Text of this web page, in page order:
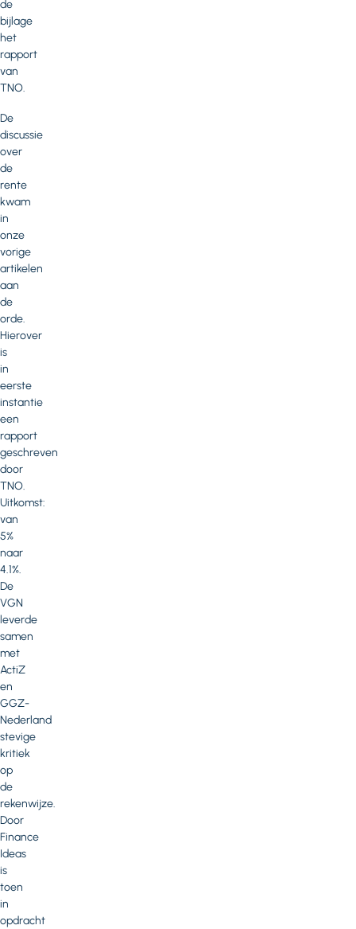
de
bijlage
het
rapport
van
TNO.
De
discussie
over
de
rente
kwam
in
onze
vorige
artikelen
aan
de
orde.
Hierover
is
in
eerste
instantie
een
rapport
geschreven
door
TNO.
Uitkomst:
van
5%
naar
4.1%.
De
VGN
leverde
samen
met
ActiZ
en
GGZ-
Nederland
stevige
kritiek
op
de
rekenwijze.
Door
Finance
Ideas
is
toen
in
opdracht